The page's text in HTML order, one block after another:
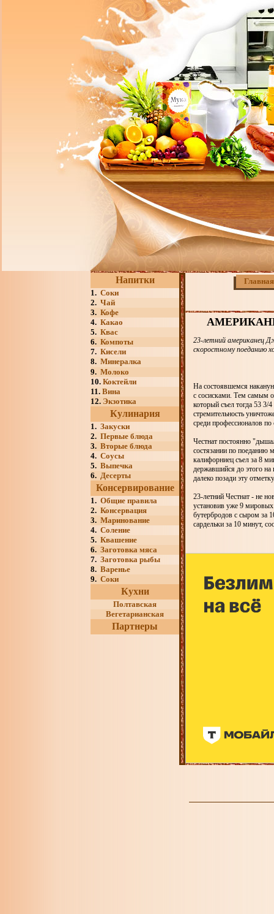
Напитки
1. Соки
2. Чай
3. Кофе
4. Какао
5. Квас
6. Компоты
7. Кисели
8. Минералка
9. Молоко
10. Коктейли
11. Вина
12. Экзотика
Кулинария
1. Закуски
2. Первые блюда
3. Вторые блюда
4. Соусы
5. Выпечка
6. Десерты
Консервирование
1. Общие правила
2. Консервация
3. Маринование
4. Соление
5. Квашение
6. Заготовка мяса
7. Заготовка рыбы
8. Варенье
9. Соки
Кухни
Полтавская
Вегетарианская
Партнеры
Главная
23-летний американец
скоростному поеданию
На состоявшемся
с сосисками. Тем самым
который съел тогда 53 3/
стремительность
среди профессионалов
Честнат постоянно
состязании по поеданию
калифорниец съел за 8
державшийся до этого на
далеко позади эту
23-летний Честнат - не
установив уже 9 мировых
бутербродов с сыром за
сардельки за 10 минут,